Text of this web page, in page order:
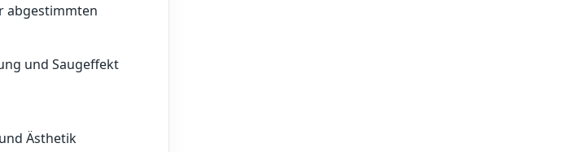
abgestimmten
und Saugeffekt
Ästhetik